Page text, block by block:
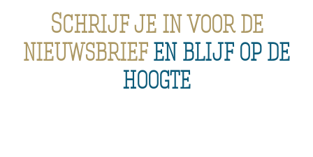
Schrijf je in voor de
nieuwsbriefen blijf op de
hoogte